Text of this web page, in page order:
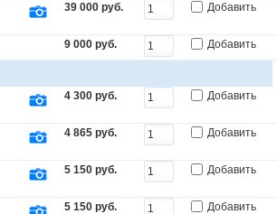
39 000 руб. Добавить
9 000 руб. Добавить
4 300 руб. Добавить
4 865 руб. Добавить
5 150 руб. Добавить
5 150 руб. Добавить